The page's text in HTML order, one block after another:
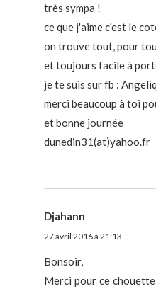
très sympa !
ce que j'aime c'est le
on trouve tout, pour
et toujours facile à
je te suis sur fb :
merci beaucoup à toi
et bonne journée
dunedin31(at)yahoo.fr
Djahann
27 avril 2016 à 21:13
Bonsoir,
Merci pour ce